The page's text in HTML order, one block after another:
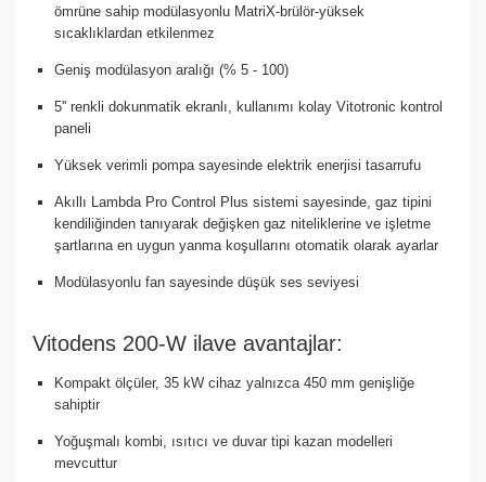
ömrüne sahip modülasyonlu MatriX-brülör-yüksek
sıcaklıklardan etkilenmez
Geniş modülasyon aralığı (% 5 - 100)
5'' renkli dokunmatik ekranlı, kullanımı kolay Vitotronic kontrol
paneli
Yüksek verimli pompa sayesinde elektrik enerjisi tasarrufu
Akıllı Lambda Pro Control Plus sistemi sayesinde, gaz tipini
kendiliğinden tanıyarak değişken gaz niteliklerine ve işletme
şartlarına en uygun yanma koşullarını otomatik olarak ayarlar
Modülasyonlu fan sayesinde düşük ses seviyesi
Vitodens 200-W ilave avantajlar:
Kompakt ölçüler, 35 kW cihaz yalnızca 450 mm genişliğe
sahiptir
Yoğuşmalı kombi, ısıtıcı ve duvar tipi kazan modelleri
mevcuttur